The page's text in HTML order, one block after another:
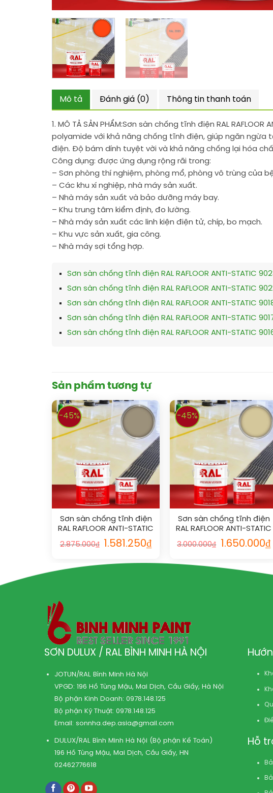
Mô tả Đánh giá (0) Thông tin thanh toán
1. MÔ TẢ SẢN PHẨM:Sơn sàn chống tĩnh điện RAL
polyamide với khả năng chống tĩnh điện, giúp ngăn ngừa
điện. Độ bám dính tuyệt vời và khả năng chống lại hóa
Công dụng: được ứng dụng rộng rãi trong:
– Sơn phòng thí nghiệm, phòng mổ, phòng vô trùng của
– Các khu xí nghiệp, nhà máy sản xuất.
– Nhà máy sản xuất và bảo dưỡng máy bay.
– Khu trung tâm kiểm định, đo lường.
– Nhà máy sản xuất các linh kiện điện tử, chíp, bo mạch.
– Khu vực sản xuất, gia công.
– Nhà máy sợi tổng hợp.
Sơn sàn chống tĩnh điện RAL RAFLOOR ANTI-STATIC
Sơn sàn chống tĩnh điện RAL RAFLOOR ANTI-STATIC
Sơn sàn chống tĩnh điện RAL RAFLOOR ANTI-STATIC
Sơn sàn chống tĩnh điện RAL RAFLOOR ANTI-STATIC
Sơn sàn chống tĩnh điện RAL RAFLOOR ANTI-STATIC
Sản phẩm tương tự
-45%
Sơn sàn chống tĩnh điện
RAL RAFLOOR ANTI-STATIC
1019
2.875.000₫ 1.581.250₫
-45%
Sơn sàn chống tĩnh điện
RAL RAFLOOR ANTI-STATIC
1014
3.000.000₫ 1.650.000₫
SƠN DULUX / RAL BÌNH MINH HÀ NỘI
JOTUN/RAL Bình Minh Hà Nội
VPGD: 196 Hồ Tùng Mậu, Mai Dịch, Cầu Giấy, Hà Nội
Bộ phận Kinh Doanh:0978.148.125
Bộ phận Kỹ Thuật:0978.148.125
Email: sonnha.dep.asia@gmail.com
DULUX/RAL Bình Minh Hà Nội (Bộ phận Kế Toán)
196 Hồ Tùng Mậu, Mai Dịch, Cầu Giấy, HN
02462776618
Hỗ